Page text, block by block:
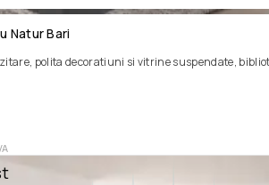
Natur Bari
polita decoratiuni si vitrine suspendate,